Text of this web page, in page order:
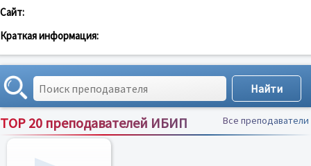
Сайт:
Краткая информация:
TOP 20 преподавателей ИБИП Все преподаватели